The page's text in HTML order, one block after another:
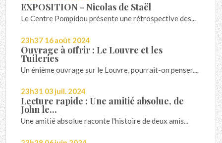
EXPOSITION - Nicolas de Staël
Le Centre Pompidou présente une rétrospective des...
23h37 16août 2024
Ouvrage à offrir : Le Louvre et les
Tuileries
Un énième ouvrage sur le Louvre, pourrait-on penser....
23h31 03 juil. 2024
Lecture rapide : Une amitié absolue, de
John le...
Une amitié absolue raconte l'histoire de deux amis...